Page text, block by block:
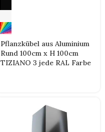
Pflanzkübel aus Aluminium
Rund 100cm x H 100cm
TIZIANO 3 jede RAL Farbe